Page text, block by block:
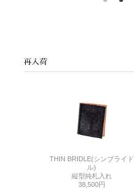
THIN BRIDLE(シンブライド
ル)
縦型純札入れ
38,500円